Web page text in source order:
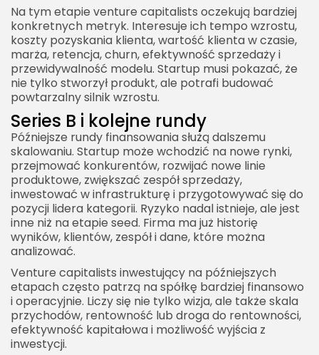
Na tym etapie venture capitalists oczekują bardziej
konkretnych metryk. Interesuje ich tempo wzrostu,
koszty pozyskania klienta, wartość klienta w czasie,
marża, retencja, churn, efektywność sprzedaży i
przewidywalność modelu. Startup musi pokazać, że
nie tylko stworzył produkt, ale potrafi budować
powtarzalny silnik wzrostu.
Series B i kolejne rundy
Późniejsze rundy finansowania służą dalszemu
skalowaniu. Startup może wchodzić na nowe rynki,
przejmować konkurentów, rozwijać nowe linie
produktowe, zwiększać zespół sprzedaży,
inwestować w infrastrukturę i przygotowywać się do
pozycji lidera kategorii. Ryzyko nadal istnieje, ale jest
inne niż na etapie seed. Firma ma już historię
wyników, klientów, zespół i dane, które można
analizować.
Venture capitalists inwestujący na późniejszych
etapach często patrzą na spółkę bardziej finansowo
i operacyjnie. Liczy się nie tylko wizja, ale także skala
przychodów, rentowność lub droga do rentowności,
efektywność kapitałowa i możliwość wyjścia z
inwestycji.